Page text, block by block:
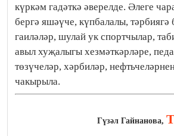
күркәм гадәткә әверелде. Әлеге
бергә яшәүче, күпбалалы, тәрбиягә
гаиләләр, шулай ук спортчылар,
авыл хуҗалыгы хезмәткәрләре,
төзүчеләр, хәрбиләр,
чакырыла.
Гүзәл Гайнанова,